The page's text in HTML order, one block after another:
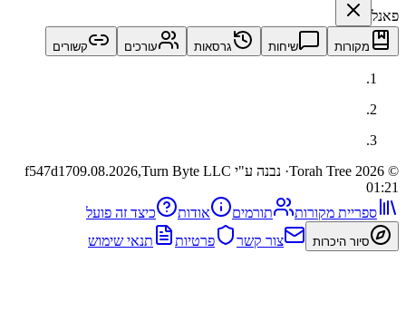
שיחות גרסאות עורכים קשורים
· נבנה ע"י Turn Byte LLC f547d1709.08.2026,
מקורות תורמים אודות כיצד זה פועל
היכרות צור קשר פרטיות תנאי שימוש